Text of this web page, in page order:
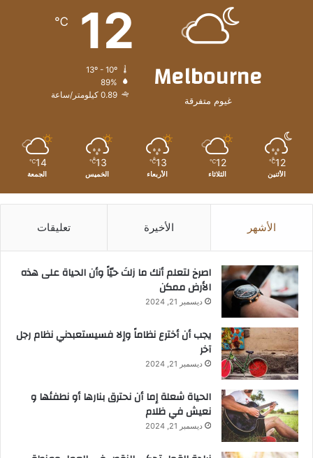
Melbourne
غيوم متفرقة
12
℃
89%
0.89 كيلومتر/ساعة
12
℃
الأثنين
12
℃
الثلاثاء
13
℃
الأربعاء
13
℃
الخميس
14
℃
الجمعة
الأشهر الأخيرة تعليقات
‫اصرخ لتعلم أنك ما زلتَ حيّاً وأن الحياة على هذه
الأرض ممكن
ديسمبر 21, 2024
يجب أن أخترع نظاماً وإلا فسيستعبدني نظام رجل
آخر
ديسمبر 21, 2024
الحياة شعلة إما أن نحترق بنارها أو نطفئها و
نعيش في ظلام
ديسمبر 21, 2024